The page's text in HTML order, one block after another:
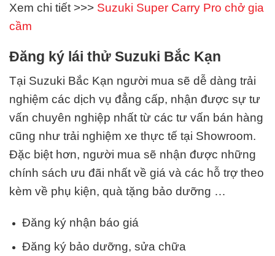
Xem chi tiết >>> Suzuki Super Carry Pro chở gia
cầm
Đăng ký lái thử Suzuki Bắc Kạn
Tại Suzuki Bắc Kạn người mua sẽ dễ dàng trải
nghiệm các dịch vụ đẳng cấp, nhận được sự tư
vấn chuyên nghiệp nhất từ các tư vấn bán hàng
cũng như trải nghiệm xe thực tế tại Showroom.
Đặc biệt hơn, người mua sẽ nhận được những
chính sách ưu đãi nhất về giá và các hỗ trợ theo
kèm về phụ kiện, quà tặng bảo dưỡng …
Đăng ký nhận báo giá
Đăng ký bảo dưỡng, sửa chữa